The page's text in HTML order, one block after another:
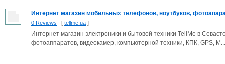
Интернет магазин мобильных телефонов, ноутбуков,
0 Reviews [ tellme.ua ]
Интернет магазин электроники и бытовой техники TellMe в
фотоаппаратов, видеокамер, компьютерной техники, КПК, GPS, M...